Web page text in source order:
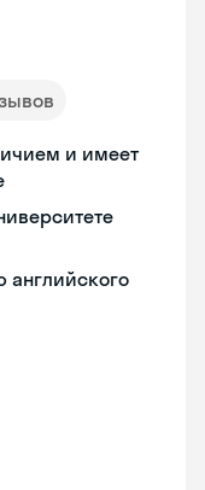
и имеет
английского